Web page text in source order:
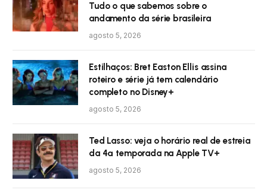
Tudo o que sabemos sobre o
andamento da série brasileira
agosto 5, 2026
Estilhaços: Bret Easton Ellis assina
roteiro e série já tem calendário
completo no Disney+
agosto 5, 2026
Ted Lasso: veja o horário real de estreia
da 4ª temporada na Apple TV+
agosto 5, 2026